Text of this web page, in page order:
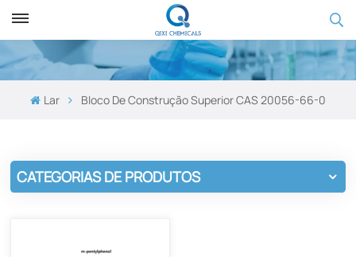
Lar Bloco De Construção Superior CAS 20056-66-0
CATEGORIAS DE PRODUTOS